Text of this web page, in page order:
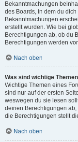
Bekanntmachungen
des Boards, in dem du
Bekanntmachungen
erstellt wurden. Wie bei
Berechtigungen ab, ob du
Berechtigungen werden
Nach oben
Was sind wichtige
Wichtige Themen eines
sind nur auf der ersten
weswegen du sie lesen
deinen Berechtigungen
die Berechtigungen stellt
Nach oben